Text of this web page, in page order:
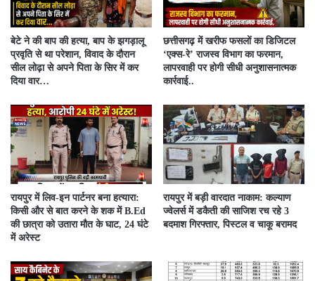
बेटे ने की बाप की हत्या, बाप के झगड़ालू
प्रवृति से था परेशान, विवाद के दौरान
सील लोढ़ा से अपने पिता के सिर में कर
दिया वार…
​छत्तीसगढ़ में खरीफ फसलों का डिजिटल
‘एक्स-रे’ राजस्व विभाग का फरमान,
लापरवाही पर होगी सीधी अनुशासनात्मक
कार्रवाई..
रायपुर में लिव-इन पार्टनर बना हत्यारा:
किसी और से बात करने के शक में B.Ed
की छात्रा को उतारा मौत के घाट, 24 घंटे
में अरेस्ट
रायपुर में बड़ी वारदात नाकाम: कल्याण
ज्वेलर्स में डकैती की साजिश रच रहे 3
बदमाश गिरफ्तार, पिस्टल व चाकू बरामद